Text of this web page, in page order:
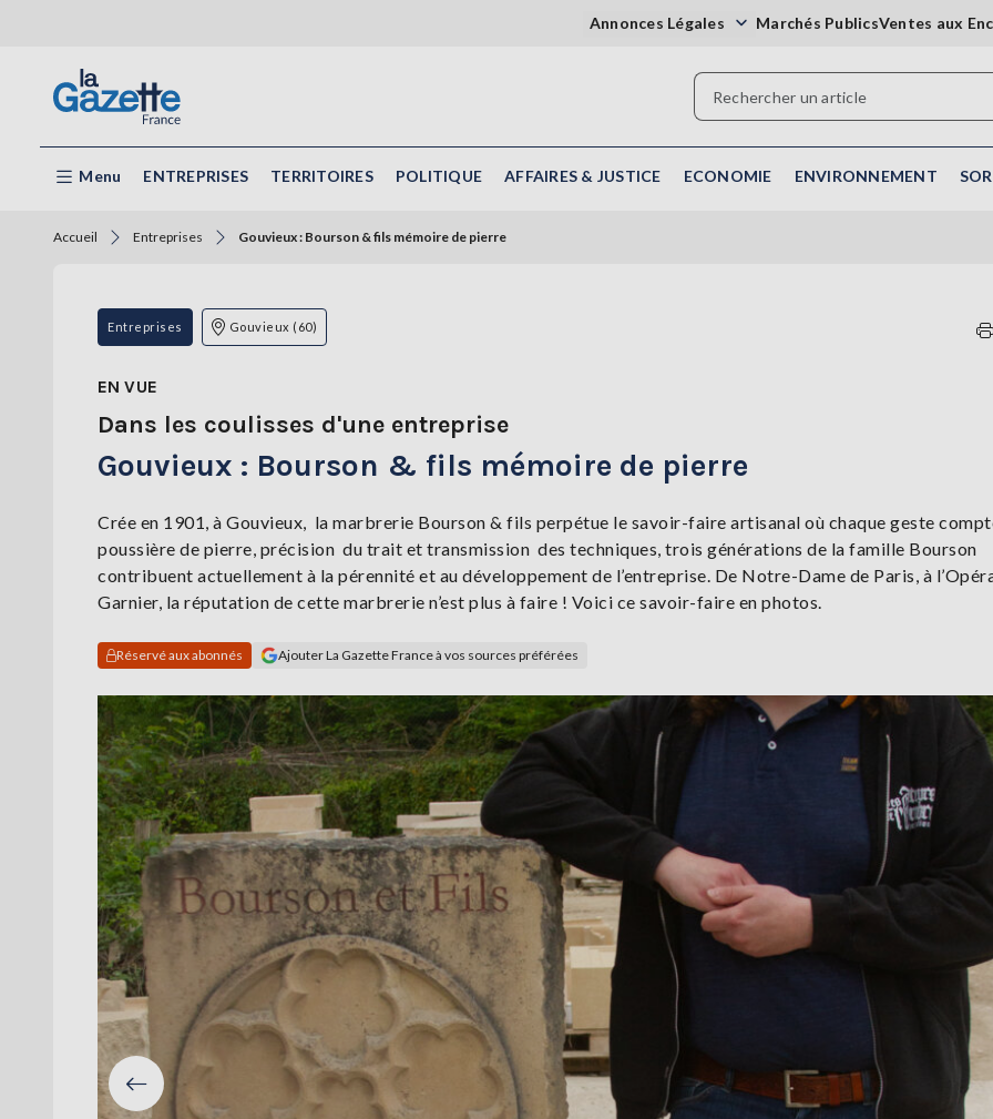
Annonces Légales Marchés PublicsVentes aux
Menu ENTREPRISES TERRITOIRES POLITIQUE AFFAIRES & JUSTICE ECONOMIE ENVIRONNEMENT
Accueil Entreprises Gouvieux : Bourson & fils mémoire de pierre
Entreprises Gouvieux (60)
EN VUE
Dans les coulisses d'une entreprise
Gouvieux : Bourson & fils mémoire de pierre
Crée en 1901, à Gouvieux, la marbrerie Bourson & fils perpétue le savoir-faire artisanal où chaque geste
poussière de pierre, précision du trait et transmission des techniques, trois générations de la famille Bourson
contribuent actuellement à la pérennité et au développement de l’entreprise. De Notre-Dame de Paris, à
Garnier, la réputation de cette marbrerie n’est plus à faire ! Voici ce savoir-faire en photos.
Réservé aux abonnés Ajouter La Gazette France à vos sources préférées
Précéden